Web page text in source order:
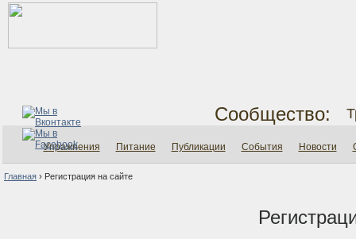
Сообщество:
Упражнения Питание Публикации События Новости
Главная › Регистрация на сайте